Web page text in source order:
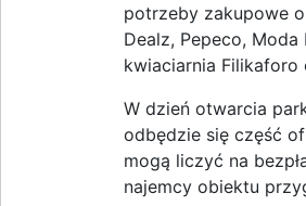
potrzeby zakupowe
Dealz, Pepeco,
kwiaciarnia
W dzień otwarcia
odbędzie się część
mogą liczyć na
najemcy obiektu